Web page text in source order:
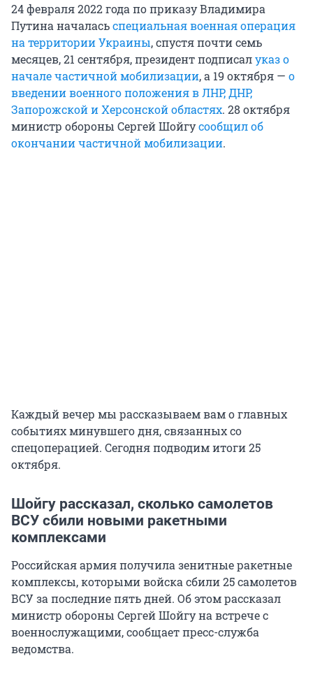
24 февраля 2022 года по приказу Владимира
Путина началасьспециальная военная операция
на территории Украины, спустя почти семь
месяцев, 21 сентября, президент подписалуказ о
начале частичной мобилизации, а 19 октября — о
введении военного положения в ЛНР, ДНР,
Запорожской и Херсонской областях. 28 октября
министр обороны Сергей Шойгусообщил об
окончании частичной мобилизации.
Каждый вечер мы рассказываем вам о главных
событиях минувшего дня, связанных со
спецоперацией. Сегодня подводим итоги 25
октября.
Шойгу рассказал, сколько самолетов
ВСУ сбили новыми ракетными
комплексами
Российская армия получила зенитные ракетные
комплексы, которыми войска сбили 25 самолетов
ВСУ за последние пять дней. Об этом рассказал
министр обороны Сергей Шойгу на встрече с
военнослужащими, сообщает пресс-служба
ведомства.